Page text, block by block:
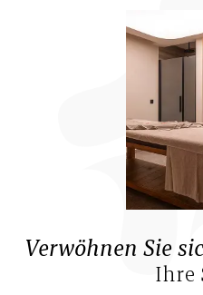
Verwöhnen Sie
Ihre